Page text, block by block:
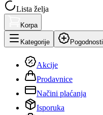
Lista želja
Korpa
Kategorije Pogodnosti
Akcije
Prodavnice
Načini plaćanja
Isporuka